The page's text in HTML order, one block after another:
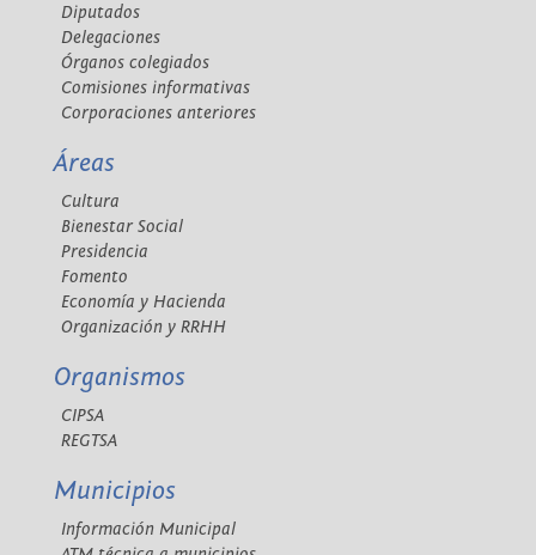
Diputados
Delegaciones
Órganos colegiados
Comisiones informativas
Corporaciones anteriores
Áreas
Cultura
Bienestar Social
Presidencia
Fomento
Economía y Hacienda
Organización y RRHH
Organismos
CIPSA
REGTSA
Municipios
Información Municipal